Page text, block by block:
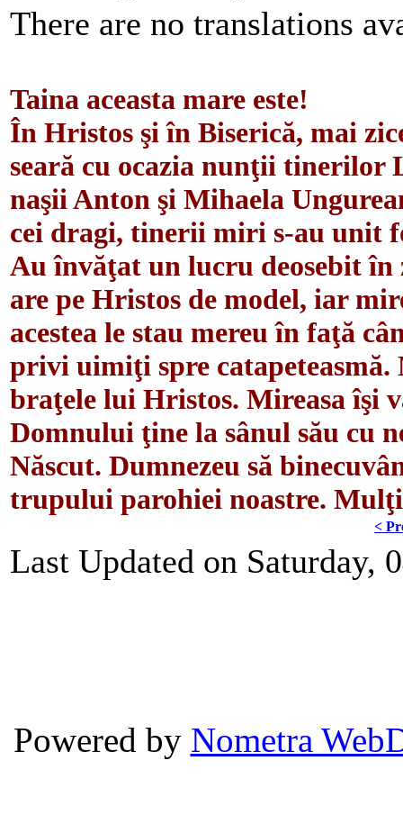
There are no translations
Taina aceasta mare este!
În Hristos şi în Biserică, mai
seară cu ocazia nunţii tinerilor
naşii Anton şi Mihaela
cei dragi, tinerii miri s-au unit
Au învăţat un lucru deosebit în
are pe Hristos de model, iar
acestea le stau mereu în faţă
privi uimiţi spre
braţele lui Hristos. Mireasa îşi
Domnului ţine la sânul său cu
Născut. Dumnezeu să
trupului parohiei noastre.
<
Last Updated on Saturday,
Powered by Nometra